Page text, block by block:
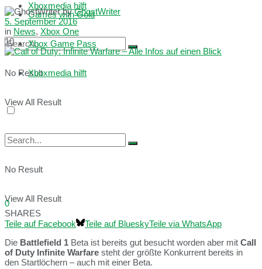
Xboxmedia hilft
No Result
View All Result
Games with Gold
Xbox Game Pass
Xboxmedia hilft
No Result
View All Result
by GhostWriter
5. September 2016
in News, Xbox One
10
0
SHARES
Teile auf Facebook
Teile auf BlueskyTeile via WhatsApp
Die Battlefield 1 Beta ist bereits gut besucht worden aber mit Call
of Duty Infinite Warfare steht der größte Konkurrent bereits in
den Startlöchern – auch mit einer Beta.